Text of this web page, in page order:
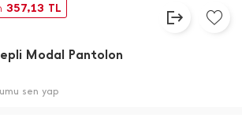
357,13 TL
Modal Pantolon
sen yap